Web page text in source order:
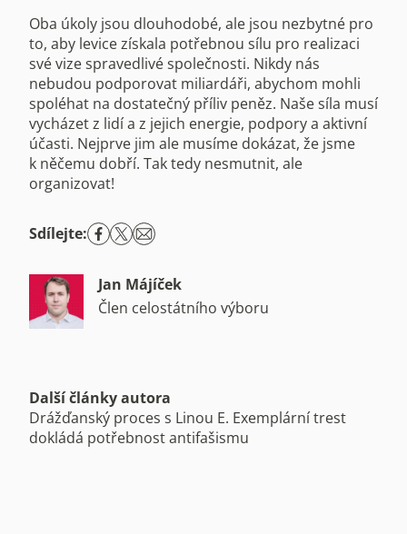
Oba úkoly jsou dlouhodobé, ale jsou nezbytné pro
to, aby levice získala potřebnou sílu pro realizaci
své vize spravedlivé společnosti. Nikdy nás
nebudou podporovat miliardáři, abychom mohli
spoléhat na dostatečný příliv peněz. Naše síla musí
vycházet z lidí a z jejich energie, podpory a aktivní
účasti. Nejprve jim ale musíme dokázat, že jsme
k něčemu dobří. Tak tedy nesmutnit, ale
organizovat!
Sdílejte:
Jan Májíček
Člen celostátního výboru
Další články autora
Drážďanský proces s Linou E. Exemplární trest
dokládá potřebnost antifašismu